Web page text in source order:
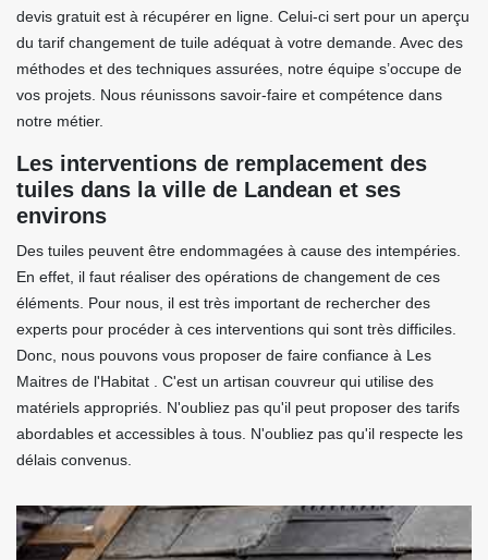
devis gratuit est à récupérer en ligne. Celui-ci sert pour un aperçu
du tarif changement de tuile adéquat à votre demande. Avec des
méthodes et des techniques assurées, notre équipe s’occupe de
vos projets. Nous réunissons savoir-faire et compétence dans
notre métier.
Les interventions de remplacement des
tuiles dans la ville de Landean et ses
environs
Des tuiles peuvent être endommagées à cause des intempéries.
En effet, il faut réaliser des opérations de changement de ces
éléments. Pour nous, il est très important de rechercher des
experts pour procéder à ces interventions qui sont très difficiles.
Donc, nous pouvons vous proposer de faire confiance à Les
Maitres de l'Habitat . C'est un artisan couvreur qui utilise des
matériels appropriés. N'oubliez pas qu'il peut proposer des tarifs
abordables et accessibles à tous. N'oubliez pas qu'il respecte les
délais convenus.